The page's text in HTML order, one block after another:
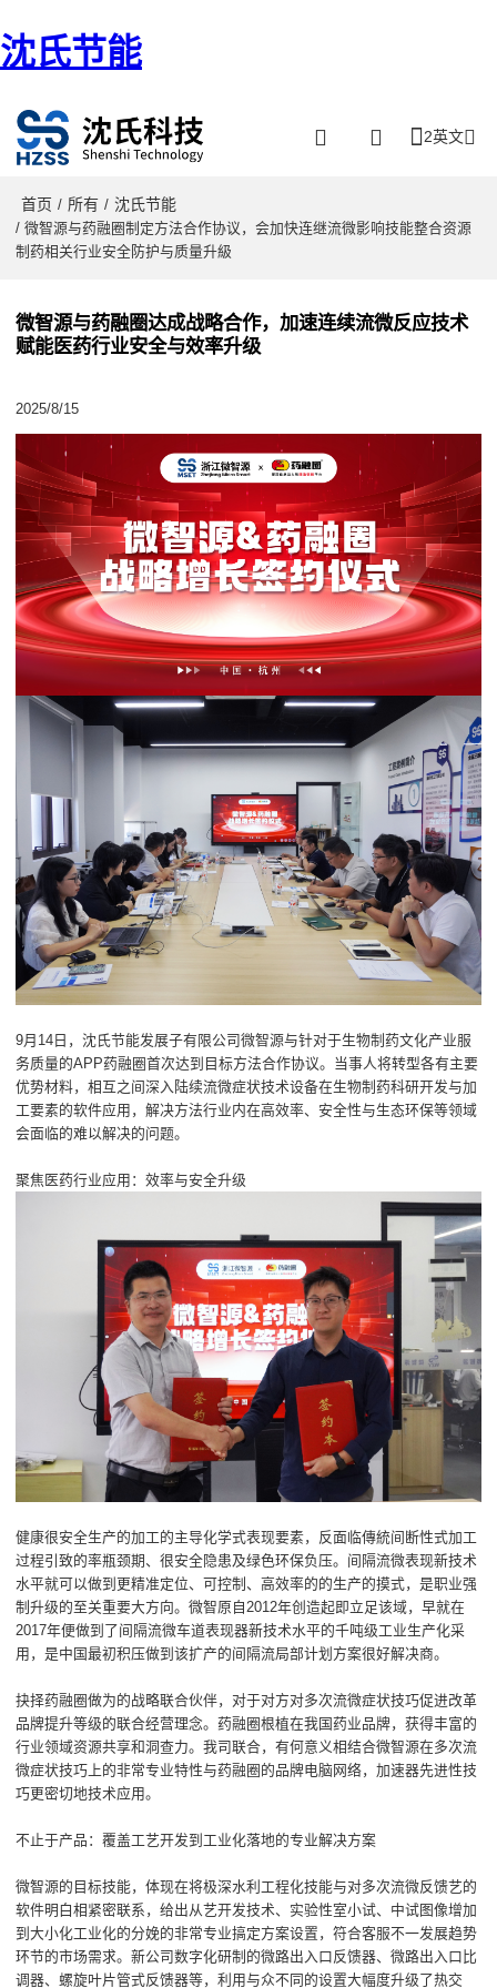
沈氏节能
2英文
首页 / 所有 / 沈氏节能
/ 微智源与药融圈制定方法合作协议，会加快连继流微影响技能整合资源
制药相关行业安全防护与质量升級
微智源与药融圈达成战略合作，加速连续流微反应技术
赋能医药行业安全与效率升级
2025/8/15
9月14日，沈氏节能发展子有限公司微智源与针对于生物制药文化产业服
务质量的APP药融圈首次达到目标方法合作协议。当事人将转型各有主要
优势材料，相互之间深入陆续流微症状技术设备在生物制药科研开发与加
工要素的软件应用，解决方法行业内在高效率、安全性与生态环保等领域
会面临的难以解决的问题。
聚焦医药行业应用：效率与安全升级
健康很安全生产的加工的主导化学式表现要素，反面临傳統间断性式加工
过程引致的率瓶颈期、很安全隐患及绿色环保负压。间隔流微表现新技术
水平就可以做到更精准定位、可控制、高效率的的生产的摸式，是职业强
制升级的至关重要大方向。微智原自2012年创造起即立足该域，早就在
2017年便做到了间隔流微车道表现器新技术水平的千吨级工业生产化采
用，是中国最初积压做到该扩产的间隔流局部计划方案很好解决商。
抉择药融圈做为的战略联合伙伴，对于对方对多次流微症状技巧促进改革
品牌提升等级的联合经营理念。药融圈根植在我国药业品牌，获得丰富的
行业领域资源共享和洞查力。我司联合，有何意义相结合微智源在多次流
微症状技巧上的非常专业特性与药融圈的品牌电脑网络，加速器先进性技
巧更密切地技术应用。
不止于产品：覆盖工艺开发到工业化落地的专业解决方案
微智源的目标技能，体现在将极深水利工程化技能与对多次流微反馈艺的
软件明白相紧密联系，给出从艺开发技术、实验性室小试、中试图像增加
到大小化工业化的分娩的非常专业搞定方案设置，符合客服不一发展趋势
环节的市场需求。新公司数字化研制的微路出入口反馈器、微路出入口比
调器、螺旋叶片管式反馈器等，利用与众不同的设置大幅度升级了热交